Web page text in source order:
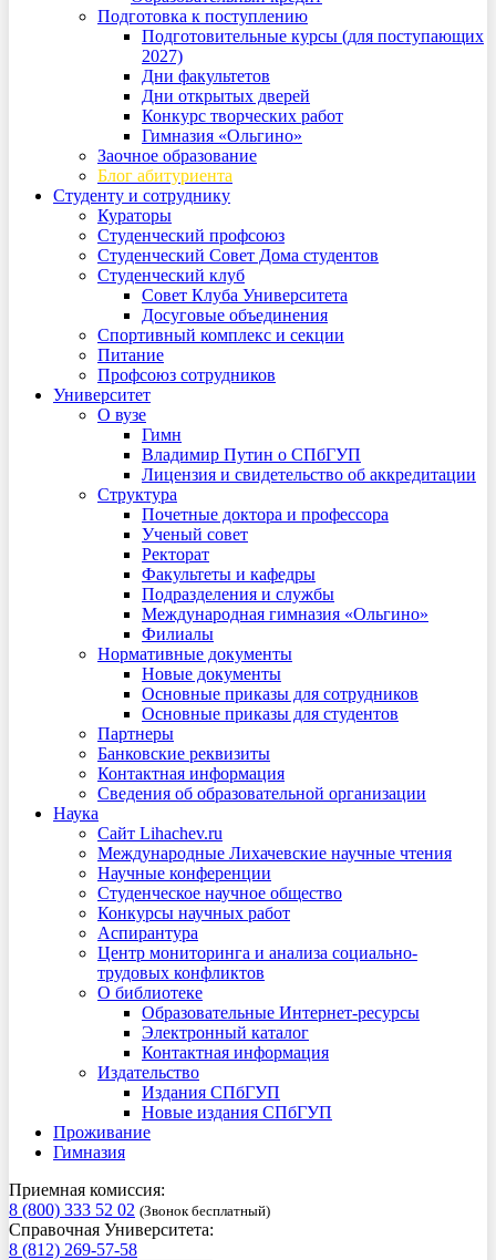
Подготовка к поступлению
Подготовительные курсы (для поступающих
2027)
Дни факультетов
Дни открытых дверей
Конкурс творческих работ
Гимназия «Ольгино»
Заочное образование
Блог абитуриента
Студенту и сотруднику
Кураторы
Студенческий профсоюз
Студенческий Совет Дома студентов
Студенческий клуб
Совет Клуба Университета
Досуговые объединения
Спортивный комплекс и секции
Питание
Профсоюз сотрудников
Университет
О вузе
Гимн
Владимир Путин о СПбГУП
Лицензия и свидетельство об аккредитации
Структура
Почетные доктора и профессора
Ученый совет
Ректорат
Факультеты и кафедры
Подразделения и службы
Международная гимназия «Ольгино»
Филиалы
Нормативные документы
Новые документы
Основные приказы для сотрудников
Основные приказы для студентов
Партнеры
Банковские реквизиты
Контактная информация
Сведения об образовательной организации
Наука
Сайт Lihachev.ru
Международные Лихачевские научные чтения
Научные конференции
Студенческое научное общество
Конкурсы научных работ
Аспирантура
Центр мониторинга и анализа социально-
трудовых конфликтов
О библиотеке
Образовательные Интернет-ресурсы
Электронный каталог
Контактная информация
Издательство
Издания СПбГУП
Новые издания СПбГУП
Проживание
Гимназия
Приемная комиссия:
8 (800) 333 52 02 (Звонок бесплатный)
Справочная Университета:
8 (812) 269-57-58